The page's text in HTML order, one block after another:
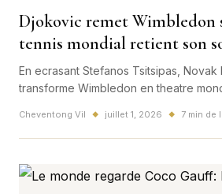
Djokovic remet Wimbledon
tennis mondial retient son
En ecrasant Stefanos Tsitsipas, Novak
transforme Wimbledon en theatre
l'attention francaise autour d'Arthur
tournoi.
Cheventong Vil ◆ juillet 1, 2026 ◆ 7 min de